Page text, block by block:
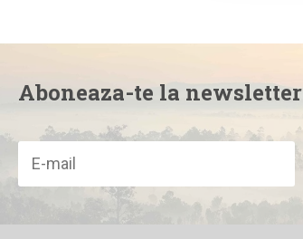
Aboneaza-te la newsletter